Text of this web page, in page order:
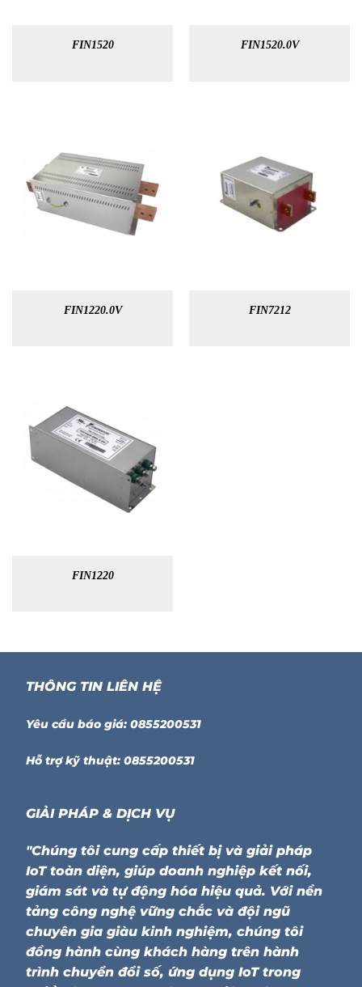
FIN1520 FIN1520.0V
FIN1220.0V FIN7212
FIN1220
THÔNG TIN LIÊN HỆ
Yêu cầu báo giá: 0855200531
Hỗ trợ kỹ thuật: 0855200531
GIẢI PHÁP & DỊCH VỤ
"Chúng tôi cung cấp thiết bị và giải pháp
IoT toàn diện, giúp doanh nghiệp kết nối,
giám sát và tự động hóa hiệu quả. Với nền
tảng công nghệ vững chắc và đội ngũ
chuyên gia giàu kinh nghiệm, chúng tôi
đồng hành cùng khách hàng trên hành
trình chuyển đổi số, ứng dụng IoT trong